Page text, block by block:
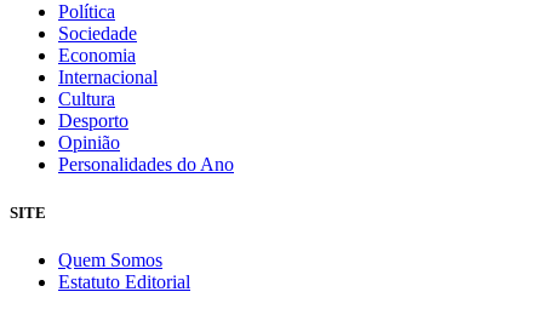
Política
Sociedade
Economia
Internacional
Cultura
Desporto
Opinião
Personalidades do Ano
SITE
Quem Somos
Estatuto Editorial